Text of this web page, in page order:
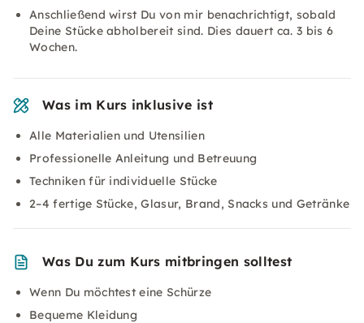
Anschließend wirst Du von mir benachrichtigt, sobald
Deine Stücke abholbereit sind. Dies dauert ca. 3 bis 6
Wochen.
Was im Kurs inklusive ist
Alle Materialien und Utensilien
Professionelle Anleitung und Betreuung
Techniken für individuelle Stücke
2–4 fertige Stücke, Glasur, Brand, Snacks und Getränke
Was Du zum Kurs mitbringen solltest
Wenn Du möchtest eine Schürze
Bequeme Kleidung